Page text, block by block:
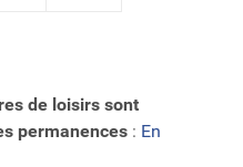
de loisirs sont
permanences : En